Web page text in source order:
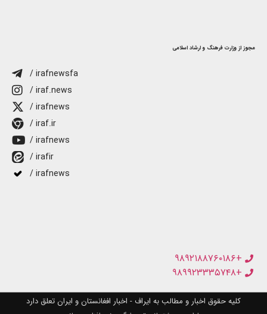
مجوز از وزارت فرهنگ و ارشاد اسلامی
/ irafnewsfa
/ iraf.news
/ irafnews
/ iraf.ir
/ irafnews
/ irafir
/ irafnews
+۹۸۹۲۱۸۸۷۶۰۱۸۶
+۹۸۹۹۲۳۳۳۵۷۴۸
کلیه حقوق اخبار و مطالب به ایراف - اخبار افغانستان و ایران تعلق دارد